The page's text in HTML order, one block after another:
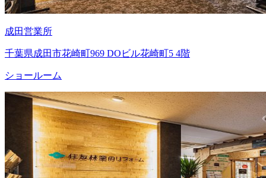
成田営業所
千葉県成田市花崎町969 DOビル花崎町5 4階
ショールーム